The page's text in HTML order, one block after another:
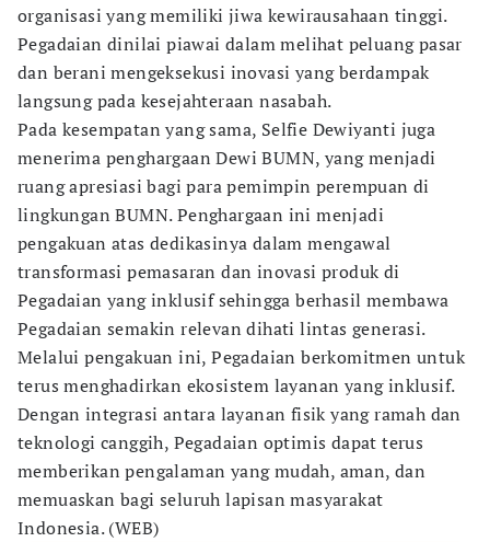
organisasi yang memiliki jiwa kewirausahaan tinggi.
Pegadaian dinilai piawai dalam melihat peluang pasar
dan berani mengeksekusi inovasi yang berdampak
langsung pada kesejahteraan nasabah.
Pada kesempatan yang sama, Selfie Dewiyanti juga
menerima penghargaan Dewi BUMN, yang menjadi
ruang apresiasi bagi para pemimpin perempuan di
lingkungan BUMN. Penghargaan ini menjadi
pengakuan atas dedikasinya dalam mengawal
transformasi pemasaran dan inovasi produk di
Pegadaian yang inklusif sehingga berhasil membawa
Pegadaian semakin relevan dihati lintas generasi.
Melalui pengakuan ini, Pegadaian berkomitmen untuk
terus menghadirkan ekosistem layanan yang inklusif.
Dengan integrasi antara layanan fisik yang ramah dan
teknologi canggih, Pegadaian optimis dapat terus
memberikan pengalaman yang mudah, aman, dan
memuaskan bagi seluruh lapisan masyarakat
Indonesia. (WEB)